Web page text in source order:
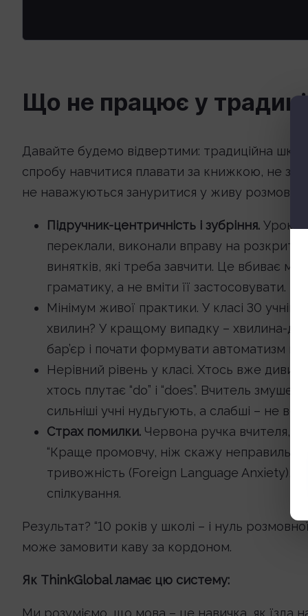
Що не працює у
Давайте будемо відвертими: традиційна
спробу навчитися плавати за книжкою, не
не наважуються зануритися у живу розмову.
Підручник-центричність і зубріння. Урок
переклали, виконали вправу на
винятків, які треба завчити. Це вбиває
граматику, а не вміти її застосовувати.
Мінімум живої практики. У класі 30
хвилин? У кращому випадку – хвилина-
бар’єр і почати формувати автоматизм
Нерівний рівень у класі. Хтось вже
хтось плутає “do” і “does”. Вчитель
сильніші учні нудьгують, а слабші – не
Страх помилки. Червона ручка вчителя,
“Краще промовчу, ніж скажу
тривожність (Foreign Language Anxiety), є
спілкування.
Результат? “10 років у школі – і нуль
може замовити каву за кордоном.
Як ThinkGlobal ламає цю систему:
Ми розуміємо, що мова – це навичка, як їзда